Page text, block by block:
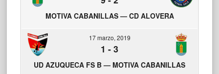
MOTIVA CABANILLAS — CD ALOVERA
17 marzo, 2019
1 -3
UD AZUQUECA FS B — MOTIVA CABANILLAS